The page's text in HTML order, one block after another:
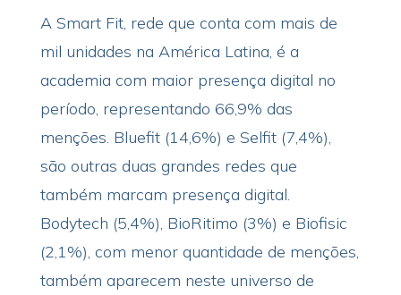
A Smart Fit, rede que conta com mais de
mil unidades na América Latina, é a
academia com maior presença digital no
período, representando 66,9% das
menções. Bluefit (14,6%) e Selfit (7,4%),
são outras duas grandes redes que
também marcam presença digital.
Bodytech (5,4%), BioRitimo (3%) e Biofisic
(2,1%), com menor quantidade de menções,
também aparecem neste universo de